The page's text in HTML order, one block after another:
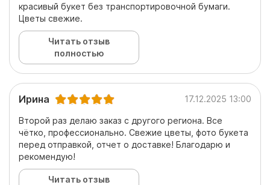
красивый букет без транспортировочной бумаги.
Цветы свежие.
Читать отзыв
полностью
Ирина 17.12.2025 13:00
Второй раз делаю заказ с другого региона. Все
чётко, профессионально. Свежие цветы, фото букета
перед отправкой, отчет о доставке! Благодарю и
рекомендую!
Читать отзыв